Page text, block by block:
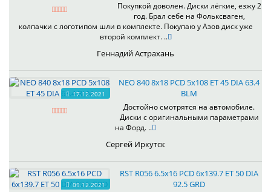
Покупкой доволен. Диски лёгкие, езжу 2
год. Брал себе на Фольксваген,
колпачки с логотипом шли в комплекте. Покупаю у Азов диск уже
второй комплект. ..
Геннадий Астрахань
17.12.2021
NEO 840 8x18 PCD 5x108 ET 45 DIA 63.4
BLM
Достойно смотрятся на автомобиле.
Диски с оригинальными параметрами
на Форд. ..
Сергей Иркутск
09.12.2021
RST R056 6.5x16 PCD 6x139.7 ET 50 DIA
92.5 GRD